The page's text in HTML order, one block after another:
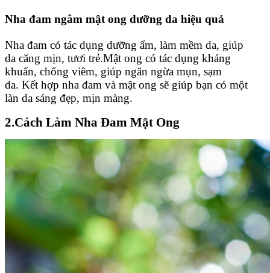
Nha đam ngâm mật ong dưỡng da hiệu quả
Nha đam có tác dụng dưỡng ẩm, làm mềm da, giúp
da căng mịn, tươi trẻ.Mật ong có tác dụng kháng
khuẩn, chống viêm, giúp ngăn ngừa mụn, sạm
da. Kết hợp nha đam và mật ong sẽ giúp bạn có một
làn da sáng đẹp, mịn màng.
2.Cách Làm Nha Đam Mật Ong